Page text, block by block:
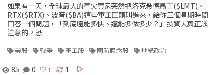
如果有一天，全球最大的軍火買家突然把洛克希德馬丁($LMT)、
RTX($RTX)、波音($BA)這些軍工巨頭叫進來，給你三個星期時間
回答一個問題，「到底還能多快、還能多做多少？」投資人真正該
注意的，恐
美股 戰爭 軍工股 國防概念股 地緣政治
85 0 1